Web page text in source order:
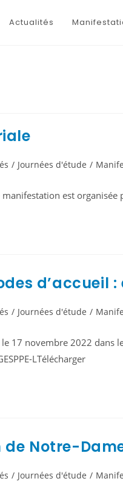
Actualités
/ Journées d'étude /
est
d’accueil
/ Journées d'étude /
17 novembre 2022 dans
LTélécharger
Notre-
/ Journées d'étude /